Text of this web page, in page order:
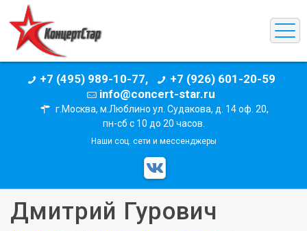
+7 (495) 989-10-77,
+7 (926) 601-20-59
info@concert-star.ru
г.Москва, м.Люблино ул. Судакова, д. 14 оф. 20,
пн-сб с 10 до 20 часов.
Наши соц. сети и мессенджеры
Дмитрий Гурович